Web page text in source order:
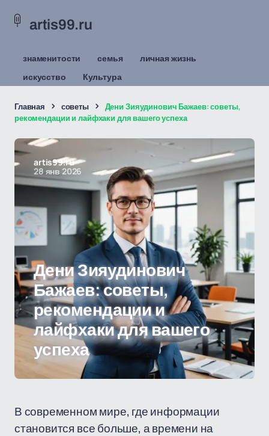
artis99.ru
знаменитости семья
личная жизнь
искусство
Культура
Главная советы
Дени Зияудинович Бажаев: советы,
рекомендации и лайфхаки для вашего успеха
artis99.ru
28 янв 2026
Дени Зияудинович
Бажаев: советы,
рекомендации и
лайфхаки для вашего
успеха
В современном мире, где информации
становится все больше, а времени на